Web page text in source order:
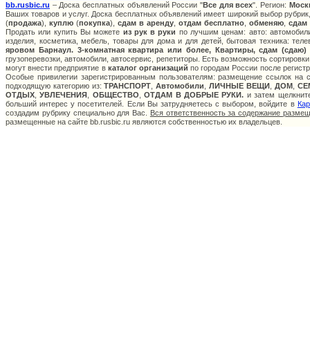
bb.rusbic.ru – Доска бесплатных объявлений России "Все для всех". Регион:
Ваших товаров и услуг. Доска бесплатных объявлений имеет широкий выбор
(продажа), куплю (покупка), сдам в аренду отдам бесплатно обменяю сдам
Продать или купить Вы можете из рук в руки по лучшим ценам: авто:
изделия, косметика, мебель, товары для дома и для детей, бытовая техника:
яровом Барнаул. 3-комнатная квартира или более, Квартиры, сдам
грузоперевозки, автомобили, автосервис, репетиторы. Есть возможность
могут внести предприятие в каталог организаций по городам России после
Особые привилегии зарегистрированным пользователям: размещение ссылок
подходящую категорию из:ТРАНСПОРТ ,Автомобили ,ЛИЧНЫЕ ВЕЩИ, ДОМ,
ОТДЫХ ,УВЛЕЧЕНИЯ ОБЩЕСТВО ,ОТДАМ В ДОБРЫЕ РУКИ. и затем
больший интерес у посетителей. Если Вы затрудняетесь с выбором, войдите в
создадим рубрику специально для Вас. Вся ответственность за содержание
размещенные на сайте bb.rusbic.ru являются собственностью их владельцев.